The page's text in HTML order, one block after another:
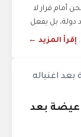
أمام قرار لا
دولة، بل يفعل
إقرأ المزيد ←
عيضة بعد